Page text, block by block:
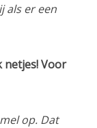
als er een
netjes! Voor
op. Dat